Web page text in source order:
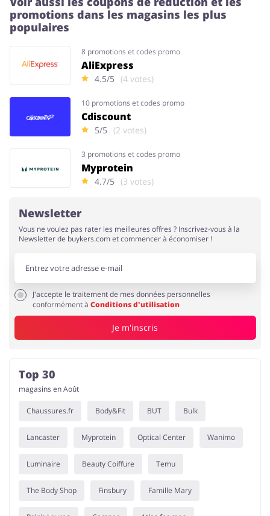
Animaux Chaussures
Services & Voitures
promotions dans les magasins les plus
populaires
8 promotions et codes promo
AliExpress
4.5/5 (4 votes)
10 promotions et codes promo
Cdiscount
5/5 (2 votes)
3 promotions et codes promo
Myprotein
4.7/5 (3 votes)
Newsletter
Vous ne voulez pas rater les meilleures offres ? Inscrivez-vous à la
Newsletter de buykers.com et commencer à économiser !
J'accepte le traitement de mes données personnelles
conformément à Conditions d'utilisation
Je m'inscris
Top 30
magasins en Août
Chaussures.fr Body&Fit BUT Bulk
Lancaster Myprotein Optical Center Wanimo
Luminaire Beauty Coiffure Temu
The Body Shop Finsbury Famille Mary